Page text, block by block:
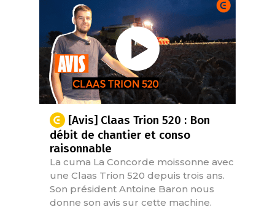
[Avis] Claas Trion 520 : Bon
débit de chantier et conso
raisonnable
La cuma La Concorde moissonne avec
une Claas Trion 520 depuis trois ans.
Son président Antoine Baron nous
donne son avis sur cette machine.